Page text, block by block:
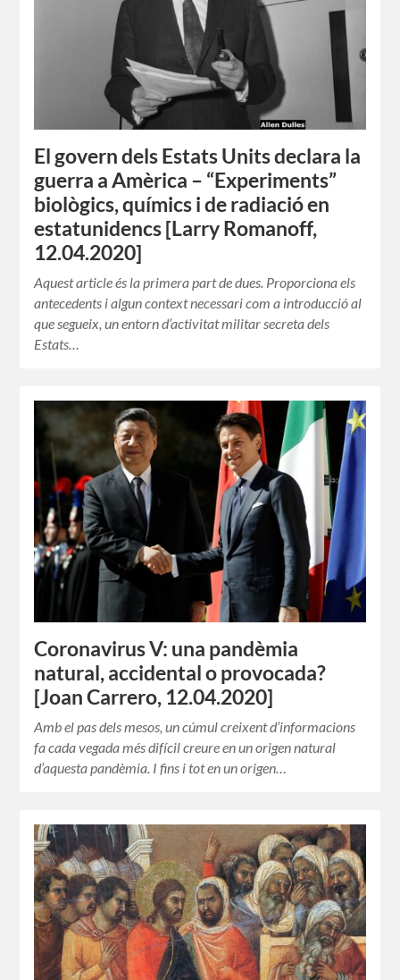
El govern dels Estats Units declara la
guerra a Amèrica – “Experiments”
biològics, químics i de radiació en
estatunidencs [Larry Romanoff,
12.04.2020]
Aquest article és la primera part de dues. Proporciona els
antecedents i algun context necessari com a introducció al
que segueix, un entorn d’activitat militar secreta dels
Estats…
Coronavirus V: una pandèmia
natural, accidental o provocada?
[Joan Carrero, 12.04.2020]
Amb el pas dels mesos, un cúmul creixent d’informacions
fa cada vegada més difícil creure en un origen natural
d’aquesta pandèmia. I fins i tot en un origen…